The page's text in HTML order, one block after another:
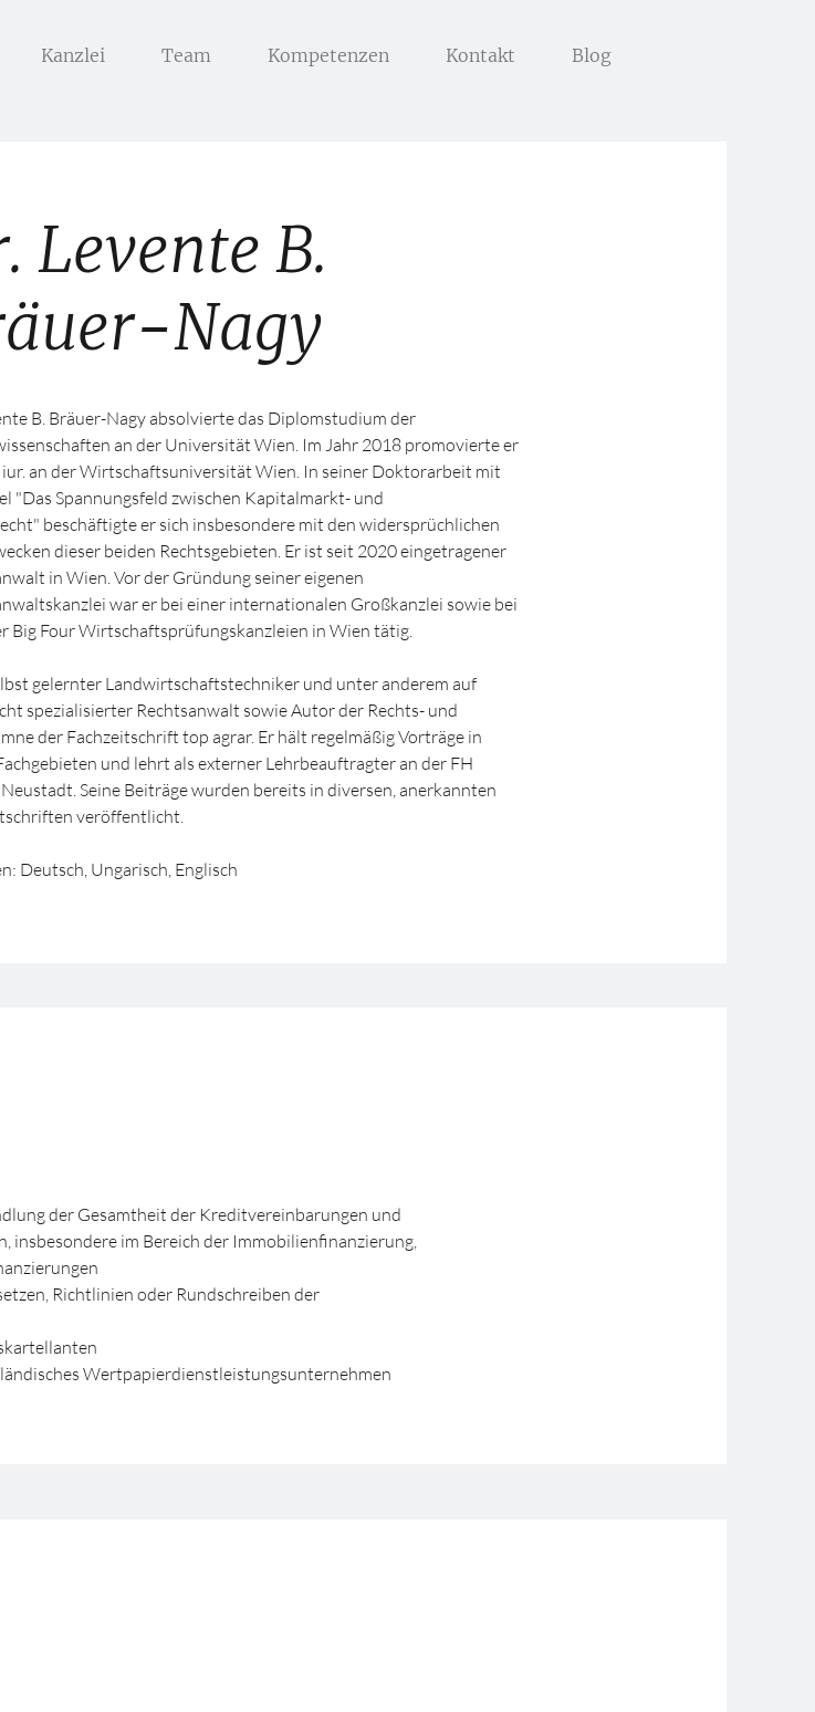
Kanzlei Team Kompetenzen Kontakt Blog
Levente B.
Nagy
B. Bräuer-Nagy absolvierte das Diplomstudium der
an der Universität Wien. Im Jahr 2018 promovierte er
iur. an der Wirtschaftsuniversität Wien. In seiner Doktorarbeit mit
"Das Spannungsfeld zwischen Kapitalmarkt- und
beschäftigte er sich insbesondere mit den widersprüchlichen
dieser beiden Rechtsgebieten. Er ist seit 2020 eingetragener
in Wien. Vor der Gründung seiner eigenen
war er bei einer internationalen Großkanzlei sowie bei
Big Four Wirtschaftsprüfungskanzleien in Wien tätig.
gelernter Landwirtschaftstechniker und unter anderem auf
spezialisierter Rechtsanwalt sowie Autor der Rechts- und
der Fachzeitschrift top agrar. Er hält regelmäßig Vorträge in
und lehrt als externer Lehrbeauftragter an der FH
Seine Beiträge wurden bereits in diversen, anerkannten
veröffentlicht.
Deutsch, Ungarisch, Englisch
der Gesamtheit der Kreditvereinbarungen und
insbesondere im Bereich der Immobilienfinanzierung,
Richtlinien oder Rundschreiben der
Wertpapierdienstleistungsunternehmen